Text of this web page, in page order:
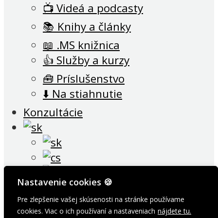
Nastavenie cookies 🍪
Pre zlepšenie vašej skúsenosti na stránke používame
cookies. Viac o ich používaní a nastaveniach nájdete tu.
📺 Videá a podcasty
📚 Knihy a články
📖 .MS knižnica
👍 Služby a kurzy
🧰 Príslušenstvo
⬇️ Na stiahnutie
Konzultácie